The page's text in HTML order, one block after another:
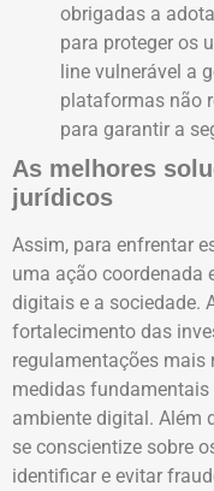
obrigadas a
para proteger os
line vulnerável a
plataformas não
para garantir a
As melhores
jurídicos
Assim, para enfrentar
uma ação coordenada
digitais e a sociedade.
fortalecimento das
regulamentações
medidas
ambiente digital. Além
se conscientize sobre
identificar e evitar